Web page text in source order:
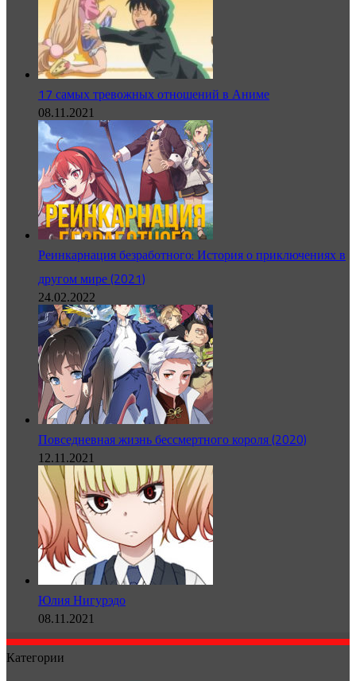
17 самых тревожных отношений в Аниме
08.11.2021
Реинкарнация безработного: История о приключениях в
другом мире (2021)
24.02.2022
Повседневная жизнь бессмертного короля (2020)
12.11.2021
Юлия Нигурэдо
08.11.2021
Категории